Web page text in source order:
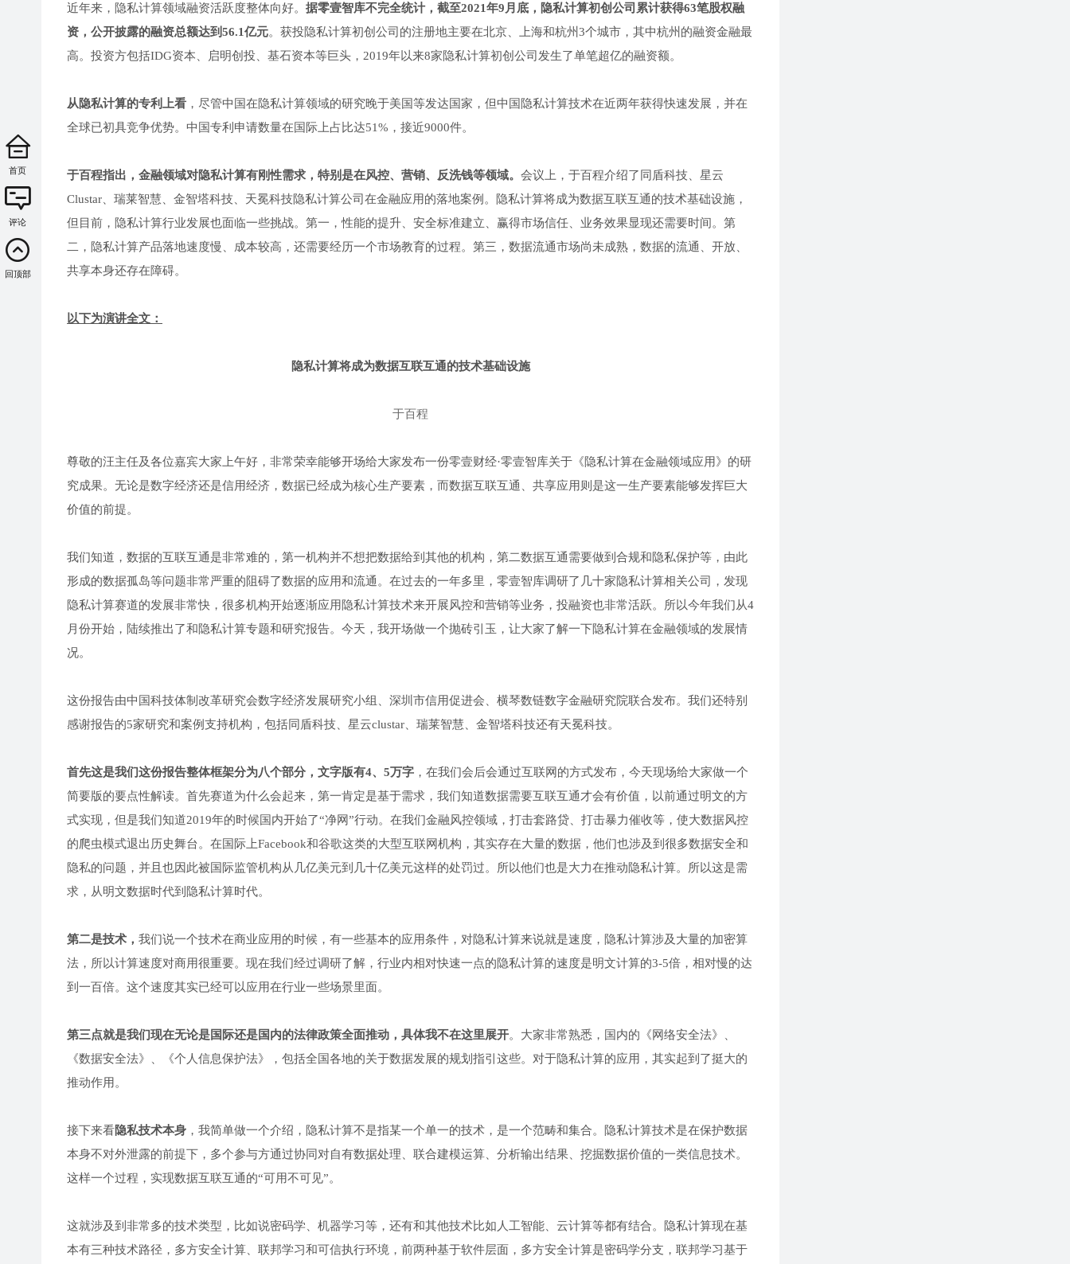
近年来，隐私计算领域融资活跃度整体向好。 据零壹智库不完全统计，截至2021年9月底，隐私计算初创公司累计获得63笔股权融
资，公开披露的融资总额达到56.1亿元。获投隐私计算初创公司的注册地主要在北京、上海和杭州3个城市，其中杭州的融资金融最
高。投资方包括IDG资本、启明创投、基石资本等巨头，2019年以来8家隐私计算初创公司发生了单笔超亿的融资额。
从隐私计算的专利上看 ，尽管中国在隐私计算领域的研究晚于美国等发达国家，但中国隐私计算技术在近两年获得快速发展，并在
全球已初具竞争优势。中国专利申请数量在国际上占比达51%，接近9000件。
于百程指出，金融领域对隐私计算有刚性需求，特别是在风控、营销、反洗钱等领域。 会议上，于百程介绍了同盾科技、星云
Clustar、瑞莱智慧、金智塔科技、天冕科技隐私计算公司在金融应用的落地案例。隐私计算将成为数据互联互通的技术基础设施，
但目前，隐私计算行业发展也面临一些挑战。第一，性能的提升、安全标准建立、赢得市场信任、业务效果显现还需要时间。第
二，隐私计算产品落地速度慢、成本较高，还需要经历一个市场教育的过程。第三，数据流通市场尚未成熟，数据的流通、开放、
共享本身还存在障碍。
以下为演讲全文：
隐私计算将成为数据互联互通的技术基础设施
于百程
尊敬的汪主任及各位嘉宾大家上午好，非常荣幸能够开场给大家发布一份零壹财经·零壹智库关于《隐私计算在金融领域应用》的研
究成果。无论是数字经济还是信用经济，数据已经成为核心生产要素，而数据互联互通、共享应用则是这一生产要素能够发挥巨大
价值的前提。
我们知道，数据的互联互通是非常难的，第一机构并不想把数据给到其他的机构，第二数据互通需要做到合规和隐私保护等，由此
形成的数据孤岛等问题非常严重的阻碍了数据的应用和流通。在过去的一年多里，零壹智库调研了几十家隐私计算相关公司，发现
隐私计算赛道的发展非常快，很多机构开始逐渐应用隐私计算技术来开展风控和营销等业务，投融资也非常活跃。所以今年我们从4
月份开始，陆续推出了和隐私计算专题和研究报告。今天，我开场做一个抛砖引玉，让大家了解一下隐私计算在金融领域的发展情
况。
这份报告由中国科技体制改革研究会数字经济发展研究小组、深圳市信用促进会、横琴数链数字金融研究院联合发布。我们还特别
感谢报告的5家研究和案例支持机构，包括同盾科技、星云clustar、瑞莱智慧、金智塔科技还有天冕科技。
首先这是我们这份报告整体框架分为八个部分，文字版有4、5万字 ，在我们会后会通过互联网的方式发布，今天现场给大家做一个
简要版的要点性解读。首先赛道为什么会起来，第一肯定是基于需求，我们知道数据需要互联互通才会有价值，以前通过明文的方
式实现，但是我们知道2019年的时候国内开始了“净网”行动。在我们金融风控领域，打击套路贷、打击暴力催收等，使大数据风控
的爬虫模式退出历史舞台。在国际上Facebook和谷歌这类的大型互联网机构，其实存在大量的数据，他们也涉及到很多数据安全和
隐私的问题，并且也因此被国际监管机构从几亿美元到几十亿美元这样的处罚过。所以他们也是大力在推动隐私计算。所以这是需
求，从明文数据时代到隐私计算时代。
第二是技术， 我们说一个技术在商业应用的时候，有一些基本的应用条件，对隐私计算来说就是速度，隐私计算涉及大量的加密算
法，所以计算速度对商用很重要。现在我们经过调研了解，行业内相对快速一点的隐私计算的速度是明文计算的3-5倍，相对慢的达
到一百倍。这个速度其实已经可以应用在行业一些场景里面。
第三点就是我们现在无论是国际还是国内的法律政策全面推动，具体我不在这里展开。大家非常熟悉，国内的《网络安全法》、
《数据安全法》、《个人信息保护法》，包括全国各地的关于数据发展的规划指引这些。对于隐私计算的应用，其实起到了挺大的
推动作用。
接下来看隐私技术本身 ，我简单做一个介绍，隐私计算不是指某一个单一的技术，是一个范畴和集合。隐私计算技术是在保护数据
本身不对外泄露的前提下，多个参与方通过协同对自有数据处理、联合建模运算、分析输出结果、挖掘数据价值的一类信息技术。
这样一个过程，实现数据互联互通的“可用不可见”。
这就涉及到非常多的技术类型，比如说密码学、机器学习等，还有和其他技术比如人工智能、云计算等都有结合。隐私计算现在基
本有三种技术路径，多方安全计算、联邦学习和可信执行环境，前两种基于软件层面，多方安全计算是密码学分支，联邦学习基于
首页
评论
回顶部